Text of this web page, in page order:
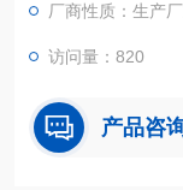
厂商性质：生产
访问量：820
产品咨